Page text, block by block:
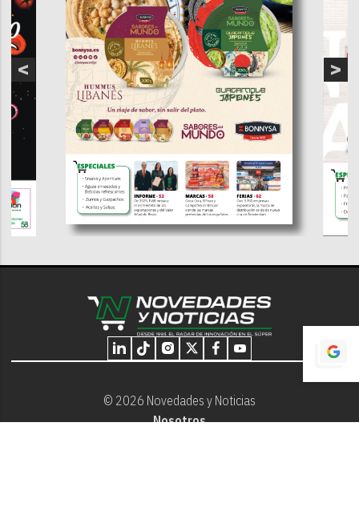
© 2026 Novedades y Noticias
Nosotros